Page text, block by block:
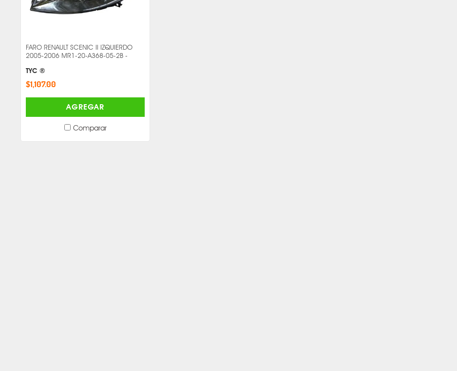
FARO RENAULT SCENIC II IZQUIERDO
2005-2006 MR1-20-A368-05-2B -
TYC ®
$1,107.00
AGREGAR
Comparar